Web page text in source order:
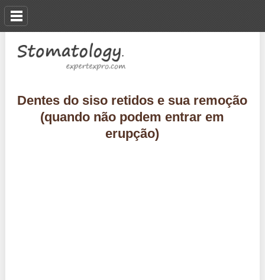
Dentes do siso retidos e sua remoção
(quando não podem entrar em
erupção)